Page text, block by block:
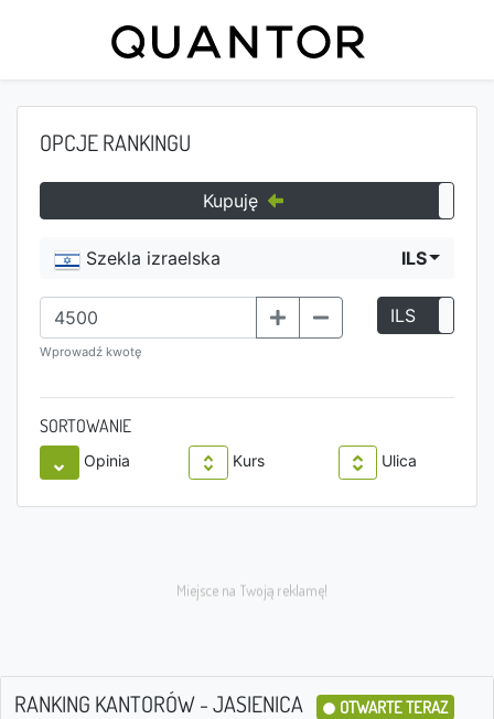
OPCJE RANKINGU
Kupuję
Szekla izraelska ILS
Wprowadź kwotę
ILS
SORTOWANIE
Opinia Kurs Ulica
RANKING KANTORÓW - JASIENICA OTWARTE TERAZ